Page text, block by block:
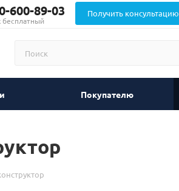
600-89-03
бесплатный
Получить консультацию
Покупателю